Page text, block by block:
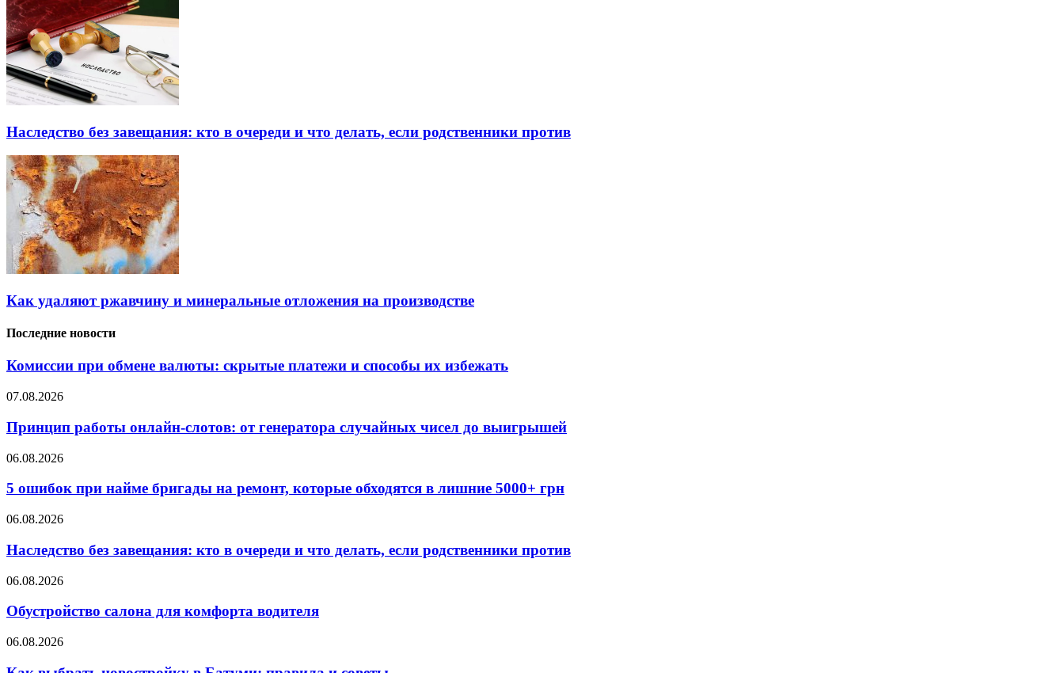
Наследство без завещания: кто в очереди и что делать, если родственники против
Как удаляют ржавчину и минеральные отложения на производстве
Последние новости
Комиссии при обмене валюты: скрытые платежи и способы их избежать
07.08.2026
Принцип работы онлайн-слотов: от генератора случайных чисел до выигрышей
06.08.2026
5 ошибок при найме бригады на ремонт, которые обходятся в лишние 5000+ грн
06.08.2026
Наследство без завещания: кто в очереди и что делать, если родственники против
06.08.2026
Обустройство салона для комфорта водителя
06.08.2026